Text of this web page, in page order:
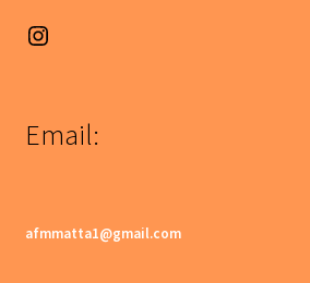
Instagram
Email:
afmmatta1@gmail.com